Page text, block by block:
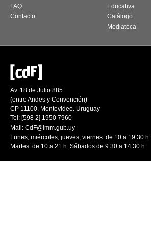
FAQ
Contacto
Educativa
Catálogo
Mediateca
Av. 18 de Julio 885
(entre Andes y Convención)
CP 11100. Montevideo. Uruguay
Tel: [598 2] 1950 7960
Mail: CdF@imm.gub.uy
Lunes, miércoles, jueves, viernes: de 10 a 19.30 h.
Martes: de 10 a 21 h. Sábados de 9.30 a 14.30 h.